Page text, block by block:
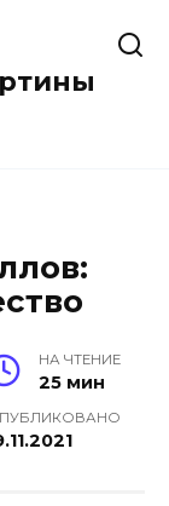
НА ЧТЕНИЕ
25 мин